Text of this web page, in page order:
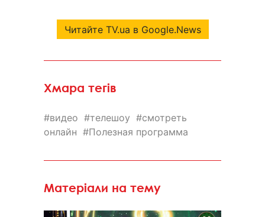
Читайте TV.ua в Google.News
Хмара тегів
видео телешоу
смотреть
онлайн
Полезная программа
Матеріали на тему